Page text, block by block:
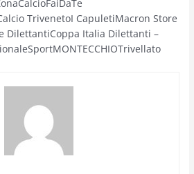
TrivenetoI CapuletiMacron Store
DilettantiCoppa Italia Dilettanti –